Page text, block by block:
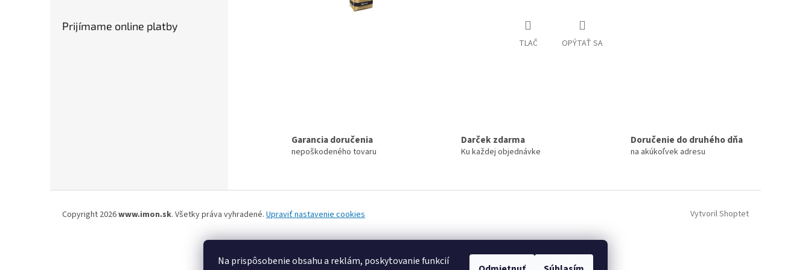
Na prispôsobenie obsahu a reklám, poskytovanie funkcií
Prijímame online platby
TLAČ OPÝTAŤ SA
Garancia doručenia
nepoškodeného tovaru
Darček zdarma
Ku každej objednávke
Doručenie do druhého dňa
na akúkoľvek adresu
Vytvoril Shoptet
Copyright 2026www.imon.sk. Všetky práva vyhradené. Upraviť nastavenie cookies